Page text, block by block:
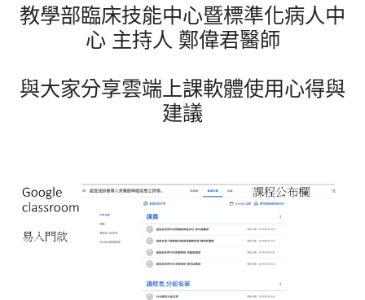
教學部臨床技能中心暨標準化病人中
心 主持人 鄭偉君醫師
與大家分享雲端上課軟體使用心得與
建議